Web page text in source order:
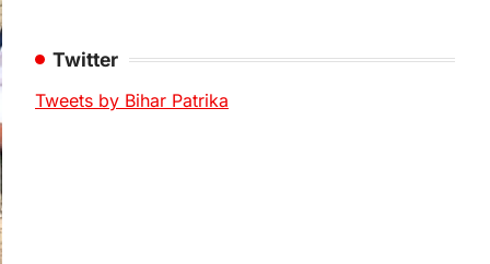
Twitter
Tweets by Bihar Patrika